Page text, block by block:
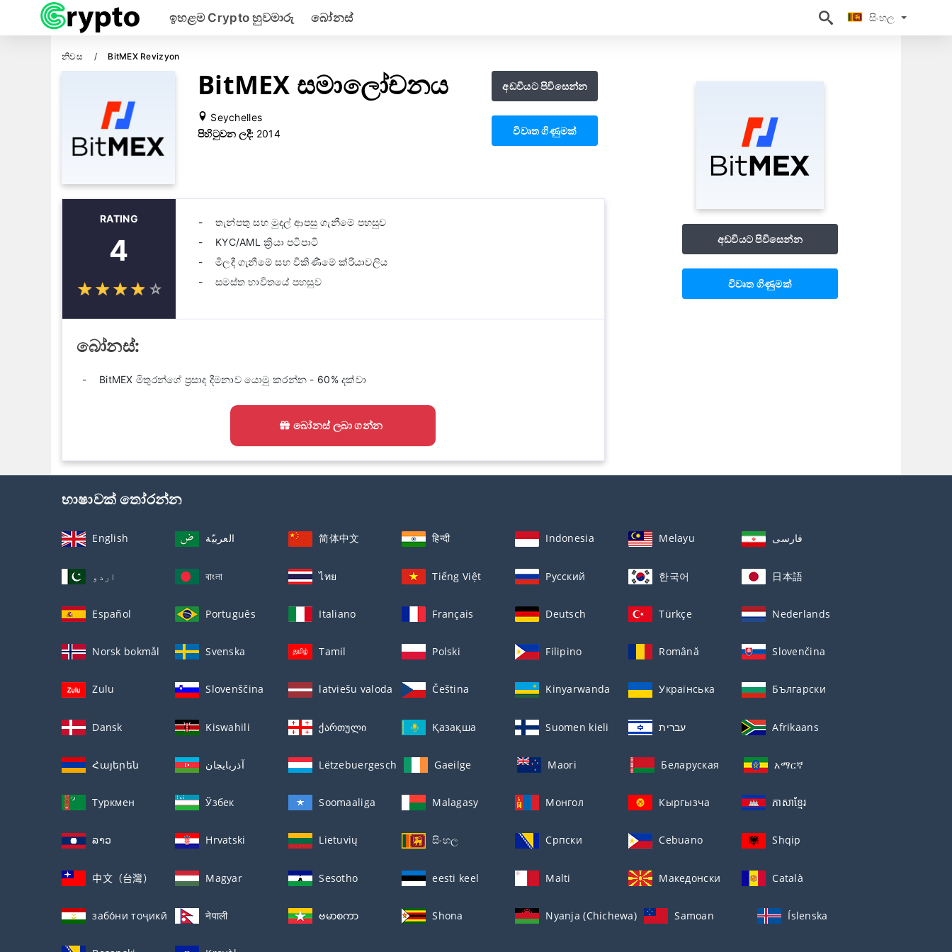
සිංහල
ඉහළම Crypto හුවමාරු බෝනස් සිංහල
නිවස BitMEX Revizyon
BitMEX සමාලෝචනය
Seychelles
පිහිටුවන ලදී: 2014
අඩවියට පිවිසෙන්න
විවෘත ගිණුමක්
RATING
4
☆☆☆☆ ☆
★★★★ ★
තැන්පතු සහ මුදල් ආපසු ගැනීමේ පහසුව
KYC/AML ක්‍රියා පටිපාටි
මිලදී ගැනීමේ සහ විකිණීමේ ක්රියාවලිය
සමස්ත භාවිතයේ පහසුව
බෝනස්:
BitMEX මිතුරන්ගේ ප්‍රසාද දීමනාව යොමු කරන්න - 60% දක්වා
බෝනස් ලබා ගන්න
අඩවියට පිවිසෙන්න
විවෘත ගිණුමක්
භාෂාවක් තෝරන්න
English العربيّة 简体中文 हिन्दी Indonesia Melayu فارسی
اردو বাংলা ไทย Tiếng Việt Русский 한국어 日本語
Español Português Italiano Français Deutsch Türkçe Nederlands
Norsk bokmål Svenska Tamil Polski Filipino Română Slovenčina
Zulu Slovenščina latviešu valoda Čeština Kinyarwanda Українська Български
Dansk Kiswahili ქართული Қазақша Suomen kieli עברית Afrikaans
Հայերեն آذربايجان Lëtzebuergesch Gaeilge Maori Беларуская አማርኛ
Туркмен Ўзбек Soomaaliga Malagasy Монгол Кыргызча ភាសាខ្មែរ
ລາວ Hrvatski Lietuvių සිංහල Српски Cebuano Shqip
中文（台灣） Magyar Sesotho eesti keel Malti Македонски Català
забо́ни тоҷикӣ́ नेपाली ဗမာစကာ Shona Nyanja (Chichewa) Samoan Íslenska